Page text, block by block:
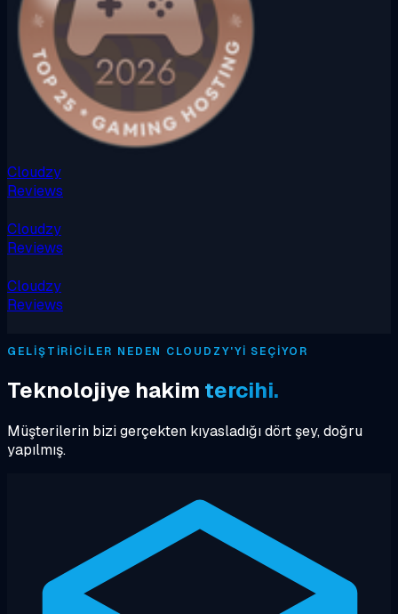
Cloudzy
Reviews
Cloudzy
Reviews
Cloudzy
Reviews
GELIŞTIRICILER NEDEN CLOUDZY'YI SEÇIYOR
Teknolojiye hakim tercihi.
Müşterilerin bizi gerçekten kıyasladığı dört şey, doğru
yapılmış.